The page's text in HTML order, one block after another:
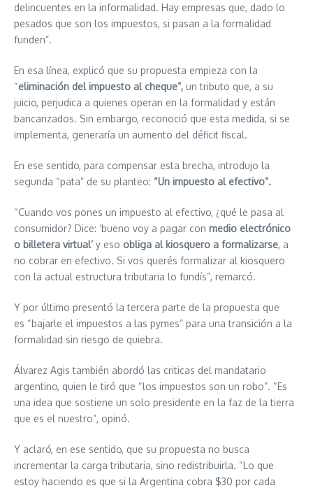
delincuentes en la informalidad. Hay empresas que, dado lo
pesados que son los impuestos, si pasan a la formalidad
funden”.
En esa línea, explicó que su propuesta empieza con la
“eliminación del impuesto al cheque”, un tributo que, a su
juicio, perjudica a quienes operan en la formalidad y están
bancarizados. Sin embargo, reconoció que esta medida, si se
implementa, generaría un aumento del déficit fiscal.
En ese sentido, para compensar esta brecha, introdujo la
segunda “pata” de su planteo: “Un impuesto al efectivo”.
“Cuando vos pones un impuesto al efectivo, ¿qué le pasa al
consumidor? Dice: ‘bueno voy a pagar con medio electrónico
o billetera virtual’ y eso obliga al kiosquero a formalizarse, a
no cobrar en efectivo. Si vos querés formalizar al kiosquero
con la actual estructura tributaria lo fundís”, remarcó.
Y por último presentó la tercera parte de la propuesta que
es “bajarle el impuestos a las pymes” para una transición a la
formalidad sin riesgo de quiebra.
Álvarez Agis también abordó las criticas del mandatario
argentino, quien le tiró que “los impuestos son un robo”. “Es
una idea que sostiene un solo presidente en la faz de la tierra
que es el nuestro”, opinó.
Y aclaró, en ese sentido, que su propuesta no busca
incrementar la carga tributaria, sino redistribuirla. “Lo que
estoy haciendo es que si la Argentina cobra $30 por cada